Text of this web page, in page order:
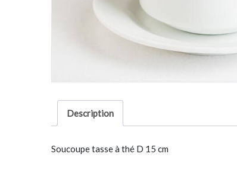
Description
Soucoupe tasse à thé D 15 cm